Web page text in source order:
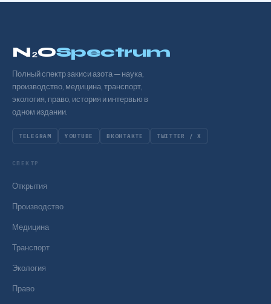
N₂OSpectrum
Полный спектр закиси азота — наука,
производство, медицина, транспорт,
экология, право, история и интервью в
одном издании.
TELEGRAM YOUTUBE ВКОНТАКТЕ TWITTER / X
СПЕКТР
Открытия
Производство
Медицина
Транспорт
Экология
Право